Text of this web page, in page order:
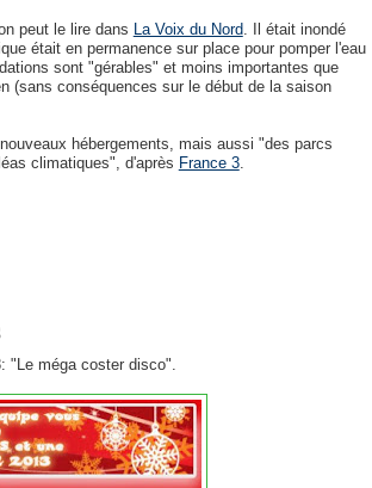
peut le lire dans La Voix du Nord. Il était inondé
était en permanence sur place pour pomper l'eau
sont "gérables" et moins importantes que
(sans conséquences sur le début de la saison
hébergements, mais aussi "des parcs
climatiques", d'après France 3.
"Le méga coster disco".